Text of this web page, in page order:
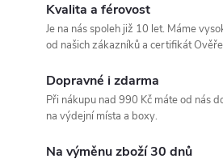
Kvalita a férovost
Je na nás spoleh již 10 let. Máme
od našich zákazníků a certifikát
Dopravné i zdarma
Při nákupu nad 990 Kč máte od nás
na výdejní místa a boxy.
Na výměnu zboží 30 dnů